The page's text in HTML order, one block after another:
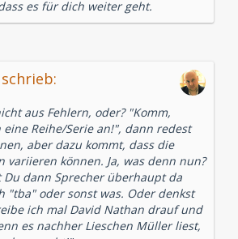
es für dich weiter geht.
aus Fehlern, oder? "Komm,
Reihe/Serie an!", dann redest
aber dazu kommt, dass die
variieren können. Ja, was denn nun?
Du dann Sprecher überhaupt da
"tba" oder sonst was. Oder denkst
ich mal David Nathan drauf und
es nachher Lieschen Müller liest,